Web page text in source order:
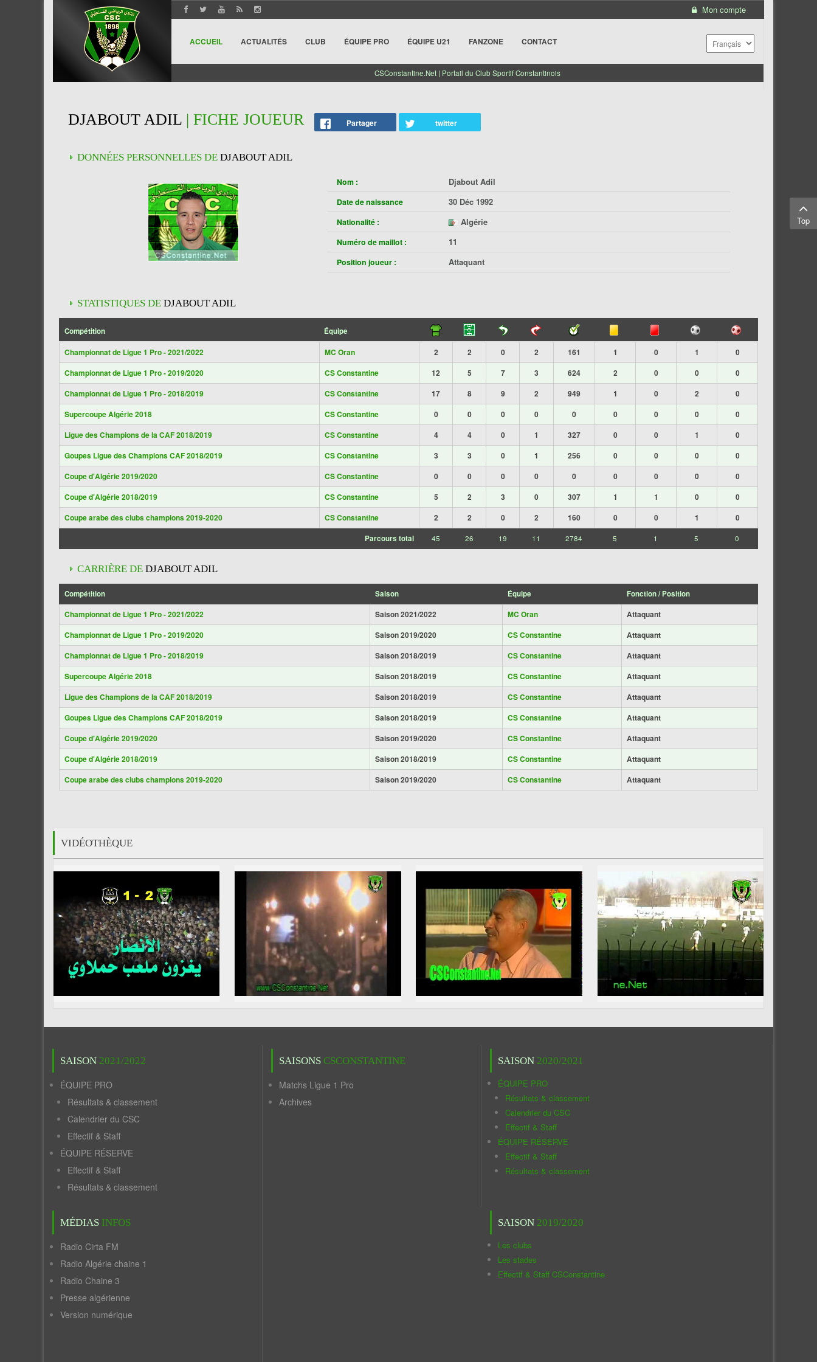
Mon compte
ACCUEIL ACTUALITÉS CLUB ÉQUIPE PRO ÉQUIPE U21 FANZONE CONTACT
CSConstantine.Net | Portail du Club Sportif Constantinois
DJABOUT ADIL | FICHE JOUEUR Partager twitter
DONNÉES PERSONNELLES DE DJABOUT ADIL
Nom : Djabout Adil
Date de naissance 30 Déc 1992
Nationalité : Algérie
Numéro de maillot : 11
Position joueur : Attaquant
STATISTIQUES DE DJABOUT ADIL
Compétition Équipe
Championnat de Ligue 1 Pro - 2021/2022 MC Oran 2 2 0 2 161 1 0 1
0
Championnat de Ligue 1 Pro - 2019/2020
CS Constantine 12 5 7 3 624 2 0 0
0
Championnat de Ligue 1 Pro - 2018/2019
CS Constantine 17 8 9 2 949 1 0 2
0
Supercoupe Algérie 2018
CS Constantine 0 0 0 0 0 0 0 0
0
Ligue des Champions de la CAF 2018/2019
CS Constantine 4 4 0 1 327 0 0 1
0
Goupes Ligue des Champions CAF 2018/2019
CS Constantine 3 3 0 1 256 0 0 0
0
Coupe d'Algérie 2019/2020
CS Constantine 0 0 0 0 0 0 0 0
0
Coupe d'Algérie 2018/2019
CS Constantine 5 2 3 0 307 1 1 0
0
Coupe arabe des clubs champions 2019-2020
CS Constantine 2 2 0 2 160 0 0 1 0
Parcours total 45 26 19 11 2784 5 1 5 0
CARRIÈRE DE DJABOUT ADIL
Compétition Saison Équipe Fonction / Position
Championnat de Ligue 1 Pro - 2021/2022 Saison 2021/2022 MC Oran
Attaquant
Championnat de Ligue 1 Pro - 2019/2020
Saison 2019/2020 CS Constantine
Attaquant
Championnat de Ligue 1 Pro - 2018/2019
Saison 2018/2019 CS Constantine
Attaquant
Supercoupe Algérie 2018
Saison 2018/2019 CS Constantine
Attaquant
Ligue des Champions de la CAF 2018/2019
Saison 2018/2019 CS Constantine
Attaquant
Goupes Ligue des Champions CAF 2018/2019
Saison 2018/2019 CS Constantine
Attaquant
Coupe d'Algérie 2019/2020
Saison 2019/2020 CS Constantine
Attaquant
Coupe d'Algérie 2018/2019
Saison 2018/2019 CS Constantine
Attaquant
Coupe arabe des clubs champions 2019-2020
Saison 2019/2020 CS Constantine Attaquant
VIDÉOTHÈQUE
SAISON 2021/2022
ÉQUIPE PRO
Résultats & classement
Calendrier du CSC
Effectif & Staff
ÉQUIPE RÉSERVE
Effectif & Staff
Résultats & classement
MÉDIAS INFOS
Radio Cirta FM
Radio Algérie chaine 1
Radio Chaine 3
Presse algérienne
Version numérique
SAISONS CSCONSTANTINE
Matchs Ligue 1 Pro
Archives
SAISON 2020/2021
ÉQUIPE PRO
Résultats & classement
Calendrier du CSC
Effectif & Staff
ÉQUIPE RÉSERVE
Effectif & Staff
Résultats & classement
SAISON 2019/2020
Les clubs
Les stades
Effectif & Staff CSConstantine
Top